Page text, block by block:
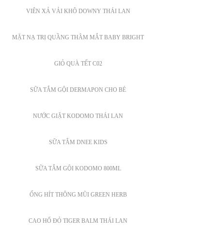
VIÊN XẢ VẢI KHÔ DOWNY THÁI LAN
MẶT NẠ TRỊ QUẦNG THÂM MẮT BABY BRIGHT
GIỎ QUÀ TẾT C02
SỮA TẮM GỘI DERMAPON CHO BÉ
NƯỚC GIẶT KODOMO THÁI LAN
SỮA TẮM DNEE KIDS
SỮA TẮM GỘI KODOMO 800ML
ỐNG HÍT THÔNG MŨI GREEN HERB
CAO HỔ ĐỎ TIGER BALM THÁI LAN